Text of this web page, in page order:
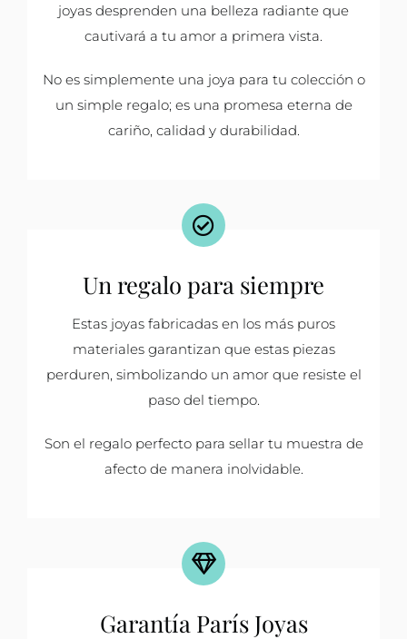
joyas desprenden una belleza radiante que
cautivará a tu amor a primera vista.
No es simplemente una joya para tu colección o
un simple regalo; es una promesa eterna de
cariño, calidad y durabilidad.
Un regalo para siempre
Estas joyas fabricadas en los más puros
materiales garantizan que estas piezas
perduren, simbolizando un amor que resiste el
paso del tiempo.
Son el regalo perfecto para sellar tu muestra de
afecto de manera inolvidable.
Garantía París Joyas